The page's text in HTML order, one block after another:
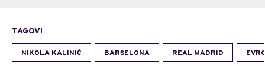
TAGOVI
NIKOLA KALINIĆ BARSELONA REAL MADRID